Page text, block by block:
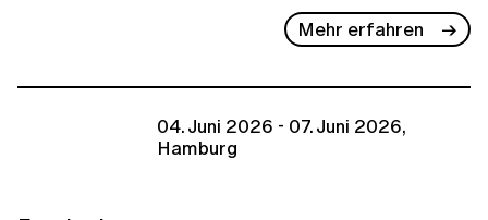
Mehr erfahren
04. Juni 2026 - 07. Juni 2026,
Hamburg